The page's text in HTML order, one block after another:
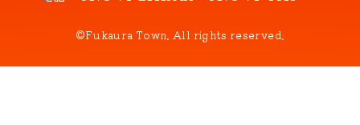
©Fukaura Town. All rights reserved.